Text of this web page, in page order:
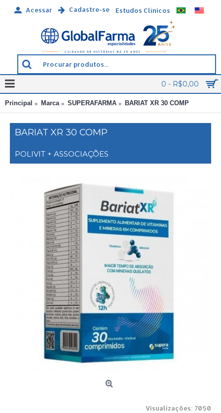
Acessar Cadastre-se Estudos Clínicos
0 - R$0,00
Principal Marca SUPERAFARMA BARIAT XR 30 COMP
BARIAT XR 30 COMP
POLIVIT + ASSOCIAÇÕES
Visualizações: 7050